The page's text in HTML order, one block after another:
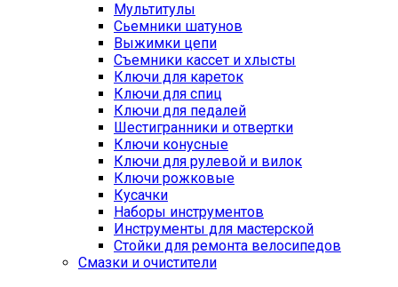
Мультитулы
Сьемники шатунов
Выжимки цепи
Съемники кассет и хлысты
Ключи для кареток
Ключи для спиц
Ключи для педалей
Шестигранники и отвертки
Ключи конусные
Ключи для рулевой и вилок
Ключи рожковые
Кусачки
Наборы инструментов
Инструменты для мастерской
Стойки для ремонта велосипедов
Смазки и очистители